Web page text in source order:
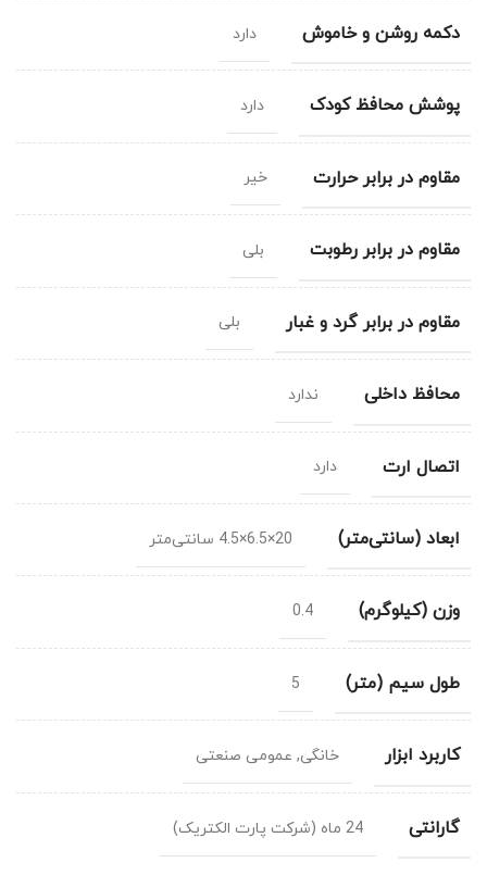
دکمه روشن و خاموش دارد
پوشش محافظ کودک دارد
مقاوم در برابر حرارت خیر
مقاوم در برابر رطوبت بلی
مقاوم در برابر گرد و غبار بلی
محافظ داخلی ندارد
اتصال ارت دارد
ابعاد (سانتی‌متر) 20×6.5×4.5 سانتی‌متر
وزن (کیلوگرم) 0.4
طول سیم (متر) 5
کاربرد ابزار خانگی, عمومی صنعتی
گارانتی 24 ماه (شرکت پارت الکتریک)